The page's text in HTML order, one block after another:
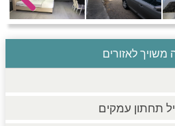
תחתון עמקים
Previous
משויך לאזורים
תחתון עמקים